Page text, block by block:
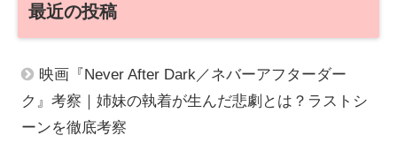
最近の投稿
映画『Never After Dark／ネバーアフターダー
ク』考察｜姉妹の執着が生んだ悲劇とは？ラストシ
ーンを徹底考察